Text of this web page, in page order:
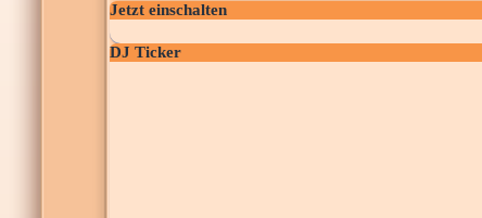
Jetzt einschalten
DJ Ticker